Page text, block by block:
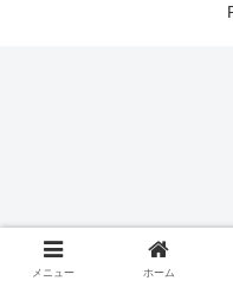
メニュー ホーム